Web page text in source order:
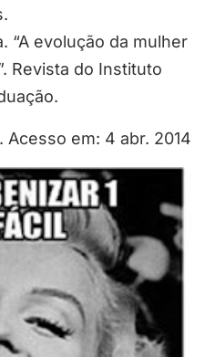
“A evolução da mulher
Revista do Instituto
Acesso em: 4 abr. 2014